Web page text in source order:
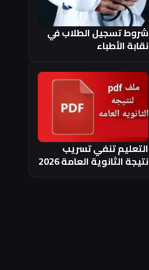
شروط تسجيل الطلاب في
نقابة الأطباء
التعليم تنفي تسريب
نتيجة الثانوية العامة 2026